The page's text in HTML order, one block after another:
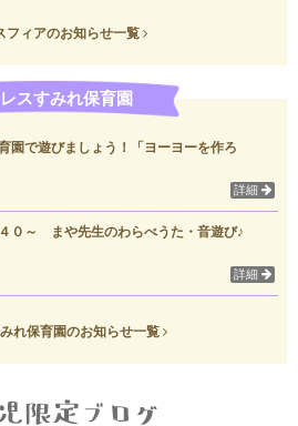
フィアのお知らせ一覧
スすみれ保育園
園で遊びましょう！「ヨーヨーを作ろ
詳細
４０～ まや先生のわらべうた・音遊び♪
詳細
れ保育園のお知らせ一覧